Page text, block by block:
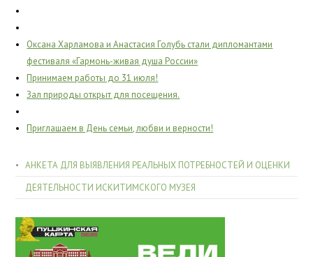
Оксана Харламова и Анастасия Голубь стали дипломантами
фестиваля «Гармонь-живая душа России»
Принимаем работы до 31 июля!
Зал природы открыт для посещения.
Приглашаем в День семьи, любви и верности!
АНКЕТА ДЛЯ ВЫЯВЛЕНИЯ РЕАЛЬНЫХ ПОТРЕБНОСТЕЙ И ОЦЕНКИ
ДЕЯТЕЛЬНОСТИ ИСКИТИМСКОГО МУЗЕЯ